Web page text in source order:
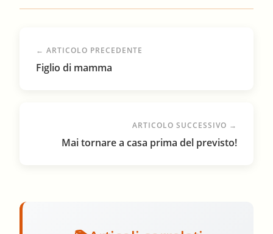
← ARTICOLO PRECEDENTE
Figlio di mamma
ARTICOLO SUCCESSIVO →
Mai tornare a casa prima del previsto!